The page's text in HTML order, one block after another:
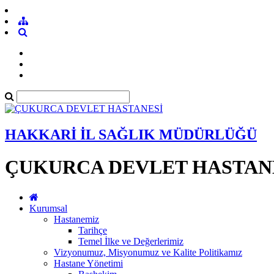
HAKKARİ İL SAĞLIK MÜDÜRLÜĞÜ
ÇUKURCA DEVLET
Kurumsal
Hastanemiz
Tarihçe
Temel İlke ve Değerlerimiz
Vizyonumuz, Misyonumuz ve Kalite Politikamız
Hastane Yönetimi